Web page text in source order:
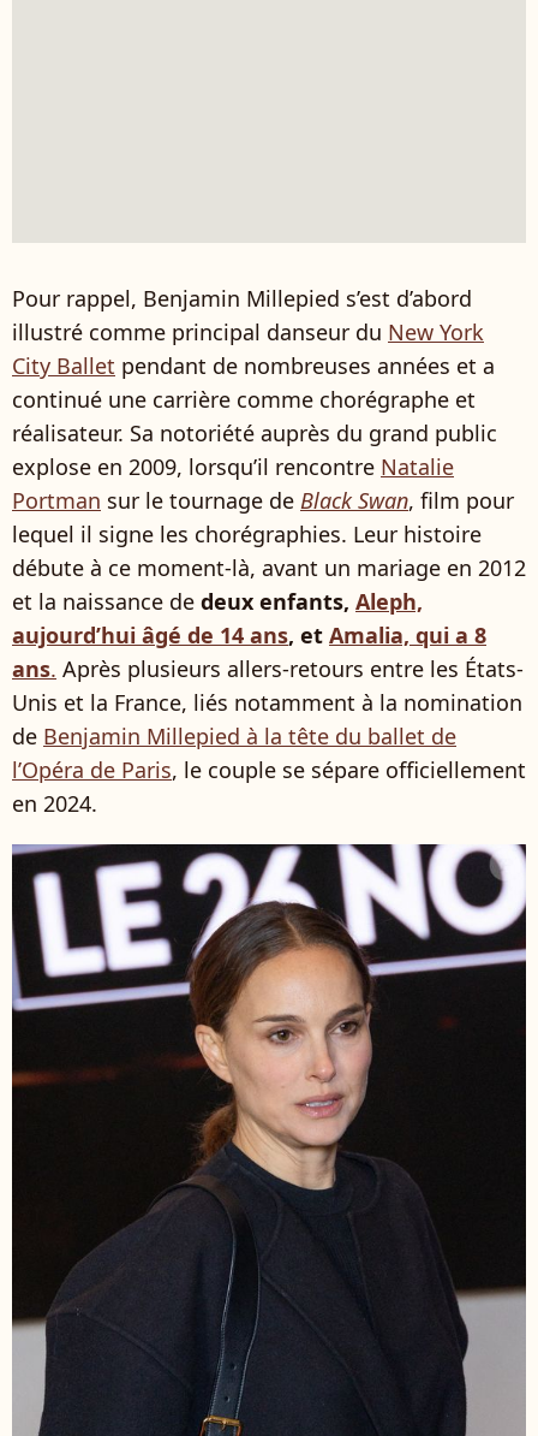
Pour rappel, Benjamin Millepied s’est d’abord
illustré comme principal danseur du New York
City Ballet pendant de nombreuses années et a
continué une carrière comme chorégraphe et
réalisateur. Sa notoriété auprès du grand public
explose en 2009, lorsqu’il rencontre Natalie
Portman sur le tournage de Black Swan, film pour
lequel il signe les chorégraphies. Leur histoire
débute à ce moment-là, avant un mariage en 2012
et la naissance de deux enfants, Aleph,
aujourd’hui âgé de 14 ans, et Amalia, qui a 8
ans. Après plusieurs allers-retours entre les États-
Unis et la France, liés notamment à la nomination
de Benjamin Millepied à la tête du ballet de
l’Opéra de Paris, le couple se sépare officiellement
en 2024.